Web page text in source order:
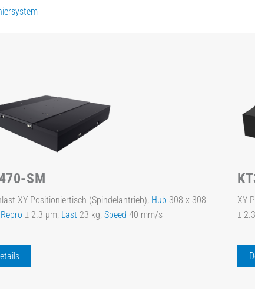
SM
XY Positioniertisch (Spindelantrieb), Hub 308 x 308
Repro ± 2.3 µm, Last 23 kg,Speed 40 mm/s
XY
±